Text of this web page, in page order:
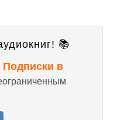
📚
Подписки в